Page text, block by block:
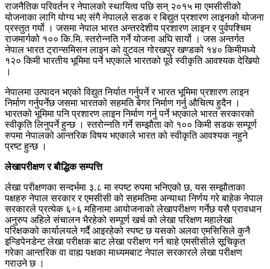
राजनैतिक परिवर्तन र नेपालको स्थायित्व पछि सन् २०१५ मा एमसीसीको
योजनाका लागि योग्य भए संगै नेपालले सडक र बिद्युत प्रशारण लाइनको योजना
प्रस्तुत गर्यो । जसमा नेपाल भारत अन्तरदेशीय प्रशारण लाइन र पुर्वपश्चिम
राजमार्गको १०० कि.मि. स्तरोन्नति गर्ने योजना अघि सार्यो । जस अन्तर्गत
नेपाल भारत ट्रान्समिसन लाइन को वुटवल गोरखपुर खण्डको १४० किमीमध्ये
१२० किमी भारतीय भूमिमा पर्ने भएकाले भारतको पूर्व स्वीकृति आवश्यक देखियो
।
नेपालमा उत्पादन भएको विद्युत निर्यात गर्नुपर्ने र भारत भूमिमा प्रशारण लाइन
निर्माण गर्नुपर्नेछ जसमा भारतको सहमति बेगर निर्माण गर्नु औचित्य हुदैन ।
भारतको भूमिमा पनि प्रशारण लाइन निर्माण गर्नु पर्ने भएकाले भारत सरकारको
स्वीकृति लिनुपर्ने हुन्छ । स्तरोन्नति गर्ने सम्झौता को १०० किमी सडक सम्पूर्ण
रुपमा नेपालको आन्तरिक विषय भएकाले भारत को स्वीकृति आवश्यक नहुने
प्रष्ट हुन्छ ।
लेखापरीक्षण र बौद्धिक सम्पत्ति
लेखा परीक्षणका सन्दर्भमा ३.८ मा स्पष्ट रुपमा भनिएको छ, यस सम्झौताका
पक्षहरु नेपाल सरकार र एमसीसी को सहमतिमा अन्याथा निर्णय गरे बाहेक नेपाल
सरकारले प्रत्येक ६÷६ महिनामा आयोजनाको लेखापरीक्षण गर्नेछ यसै प्रावधान
अनुरुप अहिले संचालन भैरहेको सम्पूर्ण खर्च को लेखा परिक्षण महालेखा
परिक्षकको कार्यालयले गर्दै आइरहेको स्पष्ट छ यसको अलवा एमसिसिले कुनै
इन्डिपेनडेन्ट लेखा परीक्षक बाट लेखा परीक्षण गर्न चाहे एमसीसीले सूचिकृत
गरेका आन्तरिक वा वाह्य पक्षका माध्यमबाट नेपाल सरकारले लेखा परीक्षण
गराउने छ ।